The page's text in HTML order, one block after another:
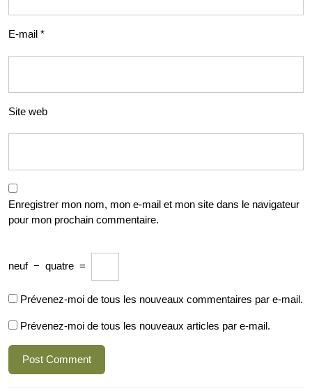
E-mail *
Site web
Enregistrer mon nom, mon e-mail et mon site dans le navigateur
pour mon prochain commentaire.
neuf − quatre =
Prévenez-moi de tous les nouveaux commentaires par e-mail.
Prévenez-moi de tous les nouveaux articles par e-mail.